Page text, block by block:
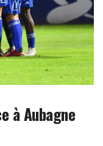
à Aubagne